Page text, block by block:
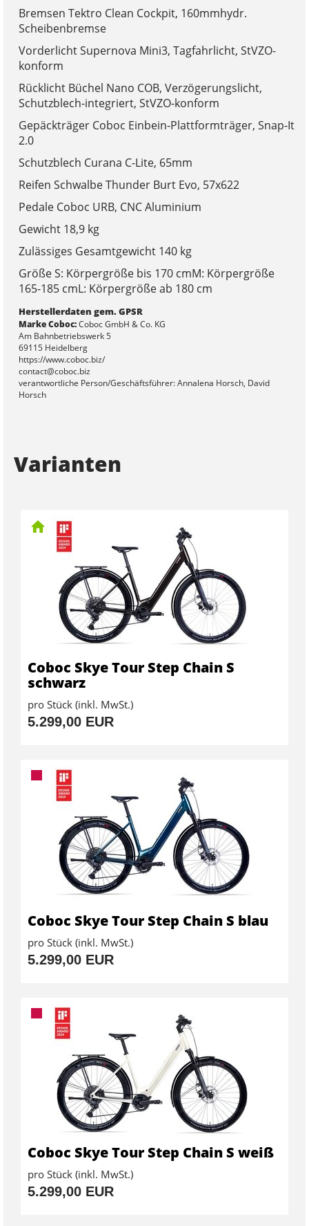
Bremsen Tektro Clean Cockpit, 160mmhydr.
Scheibenbremse
Vorderlicht Supernova Mini3, Tagfahrlicht, StVZO-
konform
Rücklicht Büchel Nano COB, Verzögerungslicht,
Schutzblech-integriert, StVZO-konform
Gepäckträger Coboc Einbein-Plattformträger, Snap-It
2.0
Schutzblech Curana C-Lite, 65mm
Reifen Schwalbe Thunder Burt Evo, 57x622
Pedale Coboc URB, CNC Aluminium
Gewicht 18,9 kg
Zulässiges Gesamtgewicht 140 kg
Größe S: Körpergröße bis 170 cmM: Körpergröße
165-185 cmL: Körpergröße ab 180 cm
Herstellerdaten gem. GPSR
Marke Coboc:Coboc GmbH & Co. KG
Am Bahnbetriebswerk 5
69115 Heidelberg
https://www.coboc.biz/
contact@coboc.biz
verantwortliche Person/Geschäftsführer: Annalena Horsch, David
Horsch
Varianten
Coboc Skye Tour Step Chain S
schwarz
pro Stück (inkl. MwSt.)
5.299,00 EUR
Coboc Skye Tour Step Chain S blau
pro Stück (inkl. MwSt.)
5.299,00 EUR
Coboc Skye Tour Step Chain S weiß
pro Stück (inkl. MwSt.)
5.299,00 EUR